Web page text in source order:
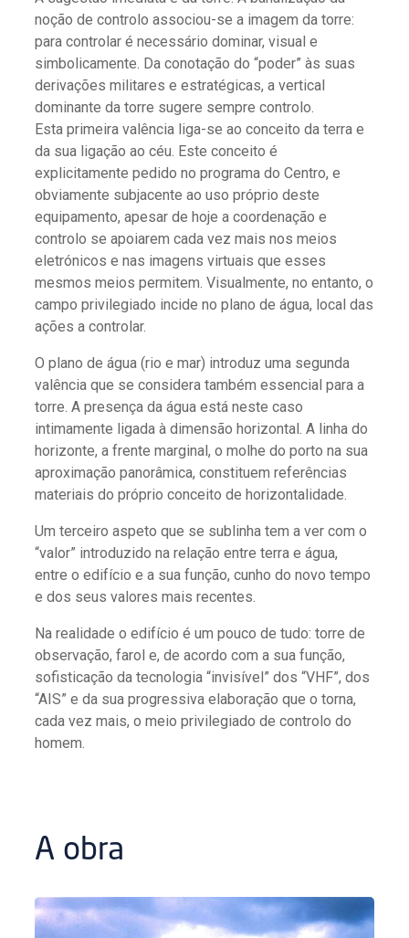
noção de controlo associou-se a imagem da torre:
para controlar é necessário dominar, visual e
simbolicamente. Da conotação do “poder” às suas
derivações militares e estratégicas, a vertical
dominante da torre sugere sempre controlo.
Esta primeira valência liga-se ao conceito da terra e
da sua ligação ao céu. Este conceito é
explicitamente pedido no programa do Centro, e
obviamente subjacente ao uso próprio deste
equipamento, apesar de hoje a coordenação e
controlo se apoiarem cada vez mais nos meios
eletrónicos e nas imagens virtuais que esses
mesmos meios permitem. Visualmente, no entanto, o
campo privilegiado incide no plano de água, local das
ações a controlar.
O plano de água (rio e mar) introduz uma segunda
valência que se considera também essencial para a
torre. A presença da água está neste caso
intimamente ligada à dimensão horizontal. A linha do
horizonte, a frente marginal, o molhe do porto na sua
aproximação panorâmica, constituem referências
materiais do próprio conceito de horizontalidade.
Um terceiro aspeto que se sublinha tem a ver com o
“valor” introduzido na relação entre terra e água,
entre o edifício e a sua função, cunho do novo tempo
e dos seus valores mais recentes.
Na realidade o edifício é um pouco de tudo: torre de
observação, farol e, de acordo com a sua função,
sofisticação da tecnologia “invisível” dos “VHF”, dos
“AIS” e da sua progressiva elaboração que o torna,
cada vez mais, o meio privilegiado de controlo do
homem.
A obra